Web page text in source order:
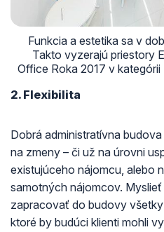
Funkcia a estetika sa v
Takto vyzerajú priestory
Office Roka 2017 v
2. Flexibilita
Dobrá administratívna
na zmeny – či už na úrovni
existujúceho nájomcu, alebo
samotných nájomcov.
zapracovať do budovy
ktoré by budúci klienti mohli